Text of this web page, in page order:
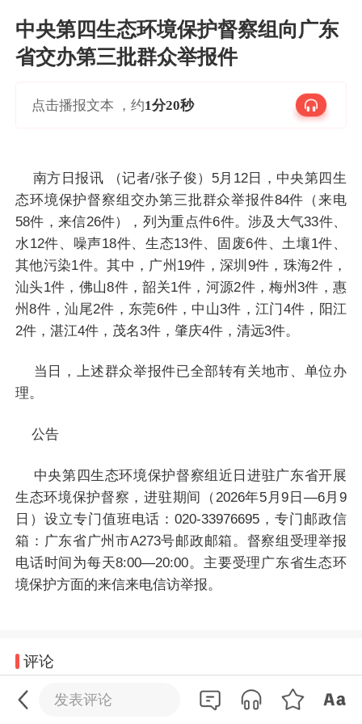
中央第四生态环境保护督察组向广东
省交办第三批群众举报件
点击播报文本 ，约1分20秒
南方日报讯 （记者/张子俊）5月12日，中央第四生
态环境保护督察组交办第三批群众举报件84件（来电
58件，来信26件），列为重点件6件。涉及大气33件、
水12件、噪声18件、生态13件、固废6件、土壤1件、
其他污染1件。其中，广州19件，深圳9件，珠海2件，
汕头1件，佛山8件，韶关1件，河源2件，梅州3件，惠
州8件，汕尾2件，东莞6件，中山3件，江门4件，阳江
2件，湛江4件，茂名3件，肇庆4件，清远3件。
当日，上述群众举报件已全部转有关地市、单位办
理。
公告
中央第四生态环境保护督察组近日进驻广东省开展
生态环境保护督察，进驻期间（2026年5月9日—6月9
日）设立专门值班电话：020-33976695，专门邮政信
箱：广东省广州市A273号邮政邮箱。督察组受理举报
电话时间为每天8:00—20:00。主要受理广东省生态环
境保护方面的来信来电信访举报。
评论
发表评论 发送